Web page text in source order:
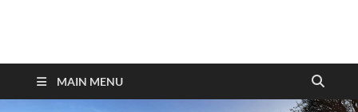
Amance
MAIN MENU